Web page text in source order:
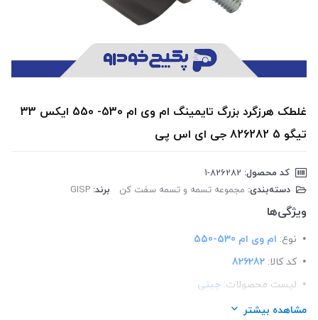
غلطک هرزگرد بزرگ تایمینگ ام وی ام 530- 550 ایکس 33
تیگو 5 826282 جی ای اس پی
کد محصول:
دسته‌بندی: مجموعه تسمه و تسمه سفت کن برند: GISP
ویژگی‌ها
نوع: ام وی ام 530-550
کد کالا: 826282
لیست محصولات: چینی
برند:GISP
مشاهده بیشتر